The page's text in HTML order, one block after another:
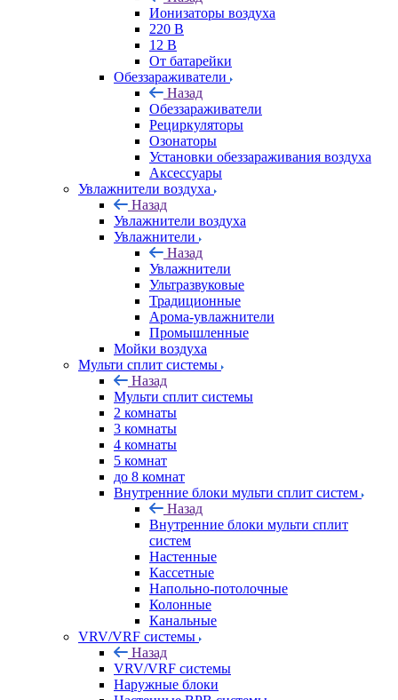
Ионизаторы воздуха
220 В
12 В
От батарейки
Обеззараживатели
Назад
Обеззараживатели
Рециркуляторы
Озонаторы
Установки обеззараживания воздуха
Аксессуары
Увлажнители воздуха
Назад
Увлажнители воздуха
Увлажнители
Назад
Увлажнители
Ультразвуковые
Традиционные
Арома-увлажнители
Промышленные
Мойки воздуха
Мульти сплит системы
Назад
Мульти сплит системы
2 комнаты
3 комнаты
4 комнаты
5 комнат
до 8 комнат
Внутренние блоки мульти сплит систем
Назад
Внутренние блоки мульти сплит
систем
Настенные
Кассетные
Напольно-потолочные
Колонные
Канальные
VRV/VRF системы
Назад
VRV/VRF системы
Наружные блоки